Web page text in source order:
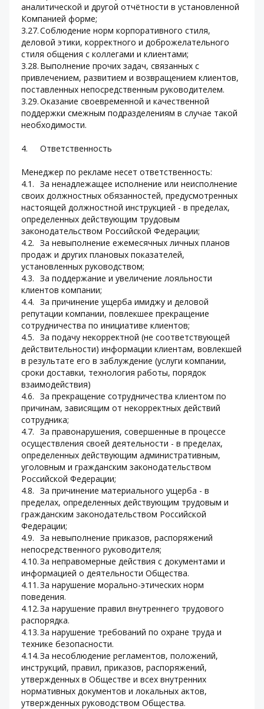
аналитической и другой отчётности в установленной
Компанией форме;
3.27.	Соблюдение норм корпоративного стиля,
деловой этики, корректного и доброжелательного
стиля общения с коллегами и клиентами;
3.28.	Выполнение прочих задач, связанных с
привлечением, развитием и возвращением клиентов,
поставленных непосредственным руководителем.
3.29.	Оказание своевременной и качественной
поддержки смежным подразделениям в случае такой
необходимости.
4.	Ответственность
Менеджер по рекламе несет ответственность:
4.1.	За ненадлежащее исполнение или неисполнение
своих должностных обязанностей, предусмотренных
настоящей должностной инструкцией - в пределах,
определенных действующим трудовым
законодательством Российской Федерации;
4.2.	За невыполнение ежемесячных личных планов
продаж и других плановых показателей,
установленных руководством;
4.3.	За поддержание и увеличение лояльности
клиентов компании;
4.4.	За причинение ущерба имиджу и деловой
репутации компании, повлекшее прекращение
сотрудничества по инициативе клиентов;
4.5.	За подачу некорректной (не соответствующей
действительности) информации клиентам, вовлекшей
в результате его в заблуждение (услуги компании,
сроки доставки, технология работы, порядок
взаимодействия)
4.6.	За прекращение сотрудничества клиентом по
причинам, зависящим от некорректных действий
сотрудника;
4.7.	За правонарушения, совершенные в процессе
осуществления своей деятельности - в пределах,
определенных действующим административным,
уголовным и гражданским законодательством
Российской Федерации;
4.8.	За причинение материального ущерба - в
пределах, определенных действующим трудовым и
гражданским законодательством Российской
Федерации;
4.9.	За невыполнение приказов, распоряжений
непосредственного руководителя;
4.10.	За неправомерные действия с документами и
информацией о деятельности Общества.
4.11.	За нарушение морально-этических норм
поведения.
4.12.	За нарушение правил внутреннего трудового
распорядка.
4.13.	За нарушение требований по охране труда и
технике безопасности.
4.14.	За несоблюдение регламентов, положений,
инструкций, правил, приказов, распоряжений,
утвержденных в Обществе и всех внутренних
нормативных документов и локальных актов,
утвержденных руководством Общества.